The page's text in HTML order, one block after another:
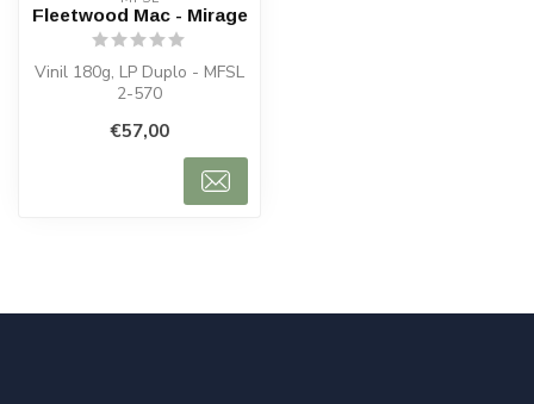
Fleetwood Mac - Mirage
Vinil 180g, LP Duplo - MFSL
2-570
€57,00